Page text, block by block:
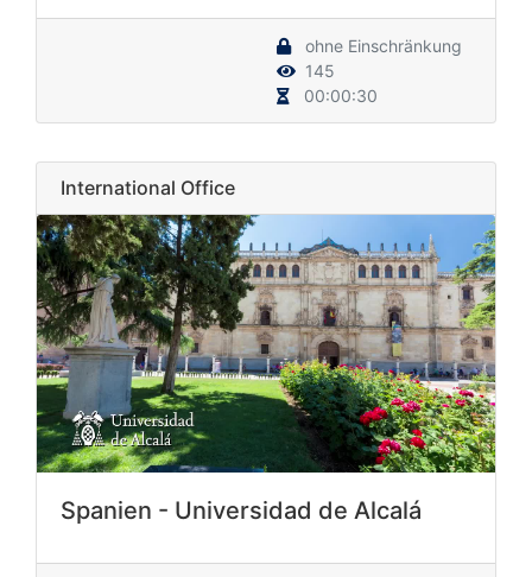
ohne Einschränkung
145
00:00:30
International Office
Spanien - Universidad de Alcalá